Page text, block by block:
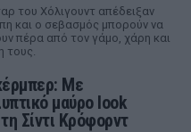
του Χόλιγουντ απέδειξαν
και ο σεβασμός μπορούν να
πέρα από τον γάμο, χάρη και
τους.
Με
μαύρο look
Σίντι Κρόφορντ